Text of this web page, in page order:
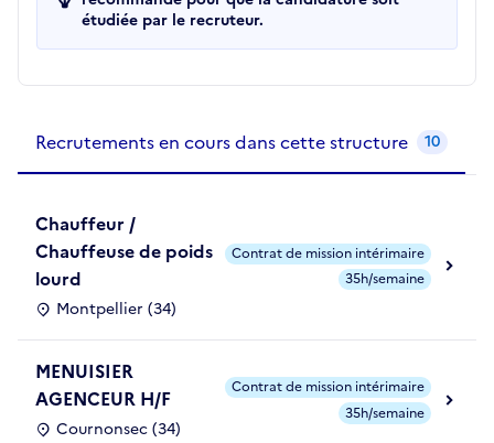
étudiée par le recruteur.
Recrutements en cours dans cette structure 10
Chauffeur /
Chauffeuse de poids
lourd
Montpellier (34)
Contrat de mission intérimaire
35h/semaine
MENUISIER
AGENCEUR H/F
Cournonsec (34)
Contrat de mission intérimaire
35h/semaine